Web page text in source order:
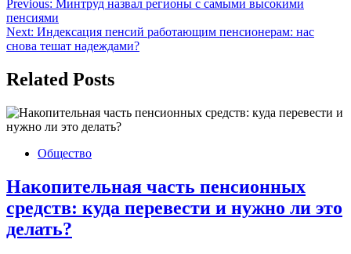
Навигация
по
записям
Previous: Минтруд назвал регионы с самыми высокими
пенсиями
Next: Индексация пенсий работающим пенсионерам: нас
снова тешат надеждами?
Related Posts
Общество
Накопительная часть пенсионных
средств: куда перевести и нужно ли это
делать?